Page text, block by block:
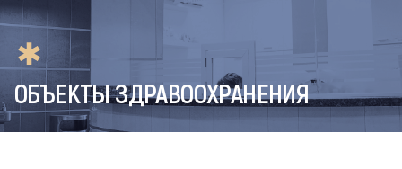
ОБЪЕКТЫ ЗДРАВООХРАНЕНИЯ